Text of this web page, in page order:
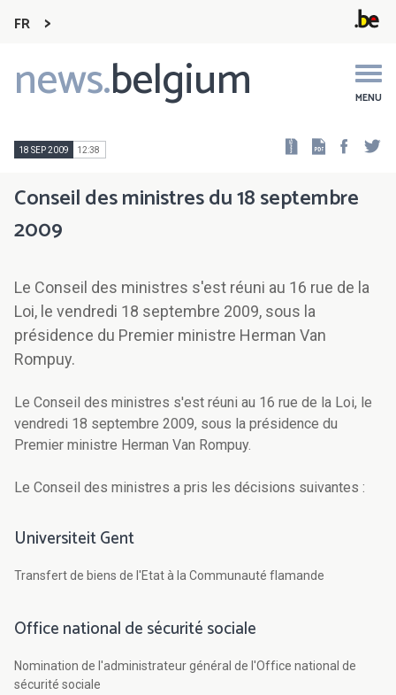
FR
news.belgium MENU
Main
navigation
18 SEP 2009 12:38
Conseil des ministres du 18 septembre
2009
Le Conseil des ministres s'est réuni au 16 rue de la
Loi, le vendredi 18 septembre 2009, sous la
présidence du Premier ministre Herman Van
Rompuy.
Le Conseil des ministres s'est réuni au 16 rue de la Loi, le
vendredi 18 septembre 2009, sous la présidence du
Premier ministre Herman Van Rompuy.
Le Conseil des ministres a pris les décisions suivantes :
Universiteit Gent
Transfert de biens de l'Etat à la Communauté flamande
Office national de sécurité sociale
Nomination de l'administrateur général de l'Office national de
sécurité sociale